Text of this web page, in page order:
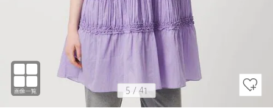
5 / 41
WHITE